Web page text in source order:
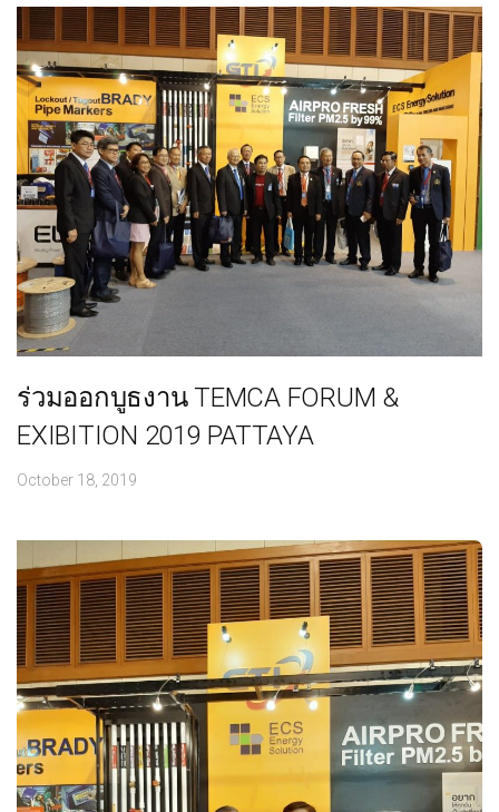
ร่วมออกบูธงาน TEMCA FORUM &
EXIBITION 2019 PATTAYA
October 18, 2019